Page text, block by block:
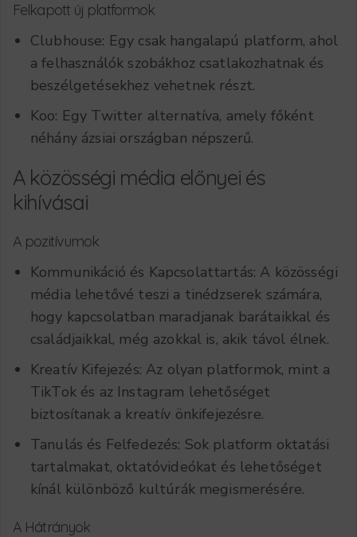
Felkapott új platformok
Clubhouse: Egy csak hangalapú platform, ahol
a felhasználók szobákhoz csatlakozhatnak és
beszélgetésekhez vehetnek részt.
Koo: Egy Twitter alternatíva, amely főként
néhány ázsiai országban népszerű.
A közösségi média előnyei és
kihívásai
A pozitívumok
Kommunikáció és Kapcsolattartás: A közösségi
média lehetővé teszi a tinédzserek számára,
hogy kapcsolatban maradjanak barátaikkal és
családjaikkal, még azokkal is, akik távol élnek.
Kreatív Kifejezés: Az olyan platformok, mint a
TikTok és az Instagram lehetőséget
biztosítanak a kreatív önkifejezésre.
Tanulás és Felfedezés: Sok platform oktatási
tartalmakat, oktatóvideókat és lehetőséget
kínál különböző kultúrák megismerésére.
A Hátrányok